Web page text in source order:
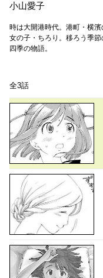
小山愛子
時は大開港時代。港町・横
女の子・ちろり。移ろう季
四季の物語。
全3話